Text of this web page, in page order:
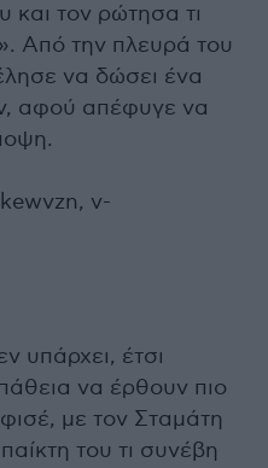
και τον ρώτησα τι
Από την πλευρά του
να δώσει ένα
αφού απέφυγε να
v-
υπάρχει, έτσι
να έρθουν πιο
με τον Σταμάτη
του τι συνέβη